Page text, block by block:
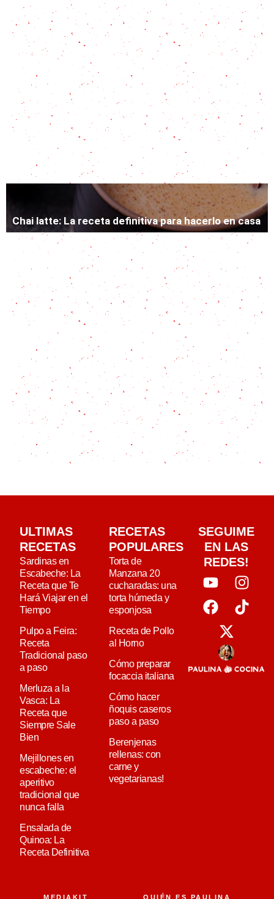
Espirulina: qué es, para qué sirve y cómo incorporar
el superalimento en tu cocina
Carajillo, un cóctel clásico de la sobremesa
mexicana
Todo sobre la michelada: la bebida mexicana que
combina cerveza y picante
12 recetas fáciles de tragos con vodka para
disfrutar
Chai latte: La receta definitiva para hacerlo en casa
Té de Burbujas: Cómo hacer la bebida con bolitas
negras que todos quieren probar
ULTIMAS
RECETAS
Sardinas en
Escabeche: La
Receta que Te
Hará Viajar en el
Tiempo
Pulpo a Feira:
Receta
Tradicional paso
a paso
Merluza a la
Vasca: La
Receta que
Siempre Sale
Bien
Mejillones en
escabeche: el
aperitivo
tradicional que
nunca falla
Ensalada de
Quinoa: La
Receta Definitiva
RECETAS
POPULARES
Torta de
Manzana 20
cucharadas: una
torta húmeda y
esponjosa
Receta de Pollo
al Horno
Cómo preparar
focaccia italiana
Cómo hacer
ñoquis caseros
paso a paso
Berenjenas
rellenas: con
carne y
vegetarianas!
SEGUIME
EN LAS
REDES!
MEDIAKIT QUIÉN ES PAULINA